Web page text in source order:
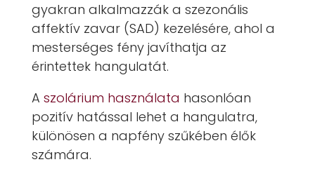
gyakran alkalmazzák a szezonális
affektív zavar (SAD) kezelésére, ahol a
mesterséges fény javíthatja az
érintettek hangulatát.
A szolárium használata hasonlóan
pozitív hatással lehet a hangulatra,
különösen a napfény szűkében élők
számára.